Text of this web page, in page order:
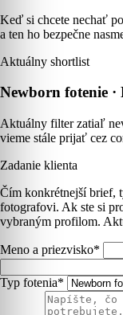
Keď si chcete nechať
a ten ho bezpečne
Aktuálny shortlist
Newborn fotenie
Aktuálny filter zatiaľ
vieme stále prijať cez
Zadanie klienta
Čím konkrétnejší brief,
fotografovi. Ak ste si
vybraným profilom.
Meno a priezvisko*
Typ fotenia*